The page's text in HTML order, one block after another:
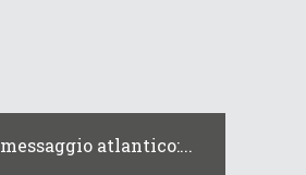
atlantico:...